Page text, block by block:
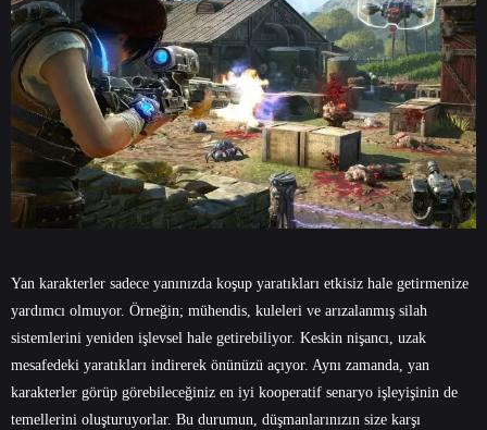
Yan karakterler sadece yanınızda koşup yaratıkları etkisiz hale getirmenize
yardımcı olmuyor. Örneğin; mühendis, kuleleri ve arızalanmış silah
sistemlerini yeniden işlevsel hale getirebiliyor. Keskin nişancı, uzak
mesafedeki yaratıkları indirerek önünüzü açıyor. Aynı zamanda, yan
karakterler görüp görebileceğiniz en iyi kooperatif senaryo işleyişinin de
temellerini oluşturuyorlar. Bu durumun, düşmanlarınızın size karşı